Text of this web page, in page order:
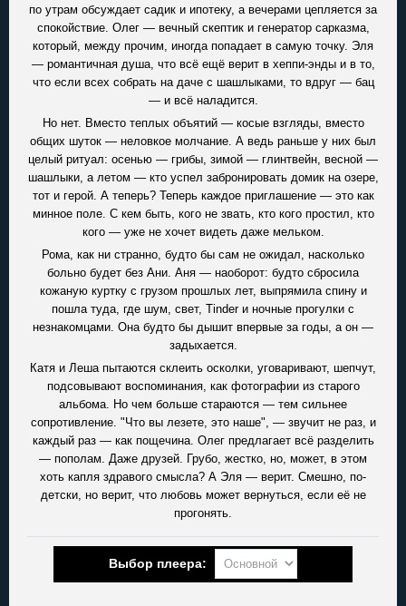
по утрам обсуждает садик и ипотеку, а вечерами цепляется за
спокойствие. Олег — вечный скептик и генератор сарказма,
который, между прочим, иногда попадает в самую точку. Эля
— романтичная душа, что всё ещё верит в хеппи-энды и в то,
что если всех собрать на даче с шашлыками, то вдруг — бац
— и всё наладится.
Но нет. Вместо теплых объятий — косые взгляды, вместо
общих шуток — неловкое молчание. А ведь раньше у них был
целый ритуал: осенью — грибы, зимой — глинтвейн, весной —
шашлыки, а летом — кто успел забронировать домик на озере,
тот и герой. А теперь? Теперь каждое приглашение — это как
минное поле. С кем быть, кого не звать, кто кого простил, кто
кого — уже не хочет видеть даже мельком.
Рома, как ни странно, будто бы сам не ожидал, насколько
больно будет без Ани. Аня — наоборот: будто сбросила
кожаную куртку с грузом прошлых лет, выпрямила спину и
пошла туда, где шум, свет, Tinder и ночные прогулки с
незнакомцами. Она будто бы дышит впервые за годы, а он —
задыхается.
Катя и Леша пытаются склеить осколки, уговаривают, шепчут,
подсовывают воспоминания, как фотографии из старого
альбома. Но чем больше стараются — тем сильнее
сопротивление. "Что вы лезете, это наше", — звучит не раз, и
каждый раз — как пощечина. Олег предлагает всё разделить
— пополам. Даже друзей. Грубо, жестко, но, может, в этом
хоть капля здравого смысла? А Эля — верит. Смешно, по-
детски, но верит, что любовь может вернуться, если её не
прогонять.
Выбор плеера: